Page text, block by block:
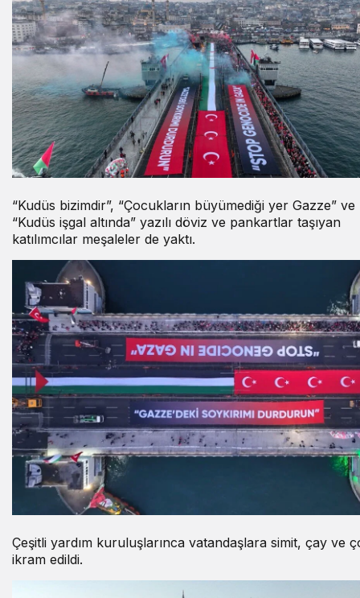
“Kudüs bizimdir”, “Çocukların büyümediği yer Gazze” ve
“Kudüs işgal altında” yazılı döviz ve pankartlar taşıyan
katılımcılar meşaleler de yaktı.
Çeşitli yardım kuruluşlarınca vatandaşlara simit, çay ve
ikram edildi.